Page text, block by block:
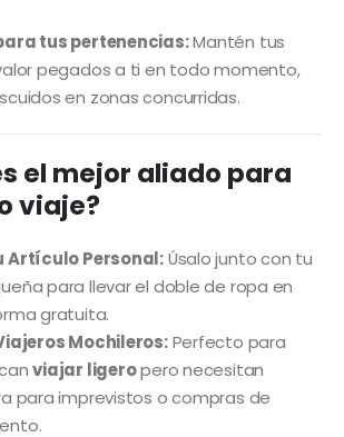
tus pertenencias:Mantén tus
pegados a ti en todo momento,
en zonas concurridas.
el mejor aliado para
viaje?
Artículo Personal:Úsalo junto con tu
para llevar el doble de ropa en
gratuita.
Mochileros:Perfecto para
viajar ligeropero necesitan
para imprevistos o compras de